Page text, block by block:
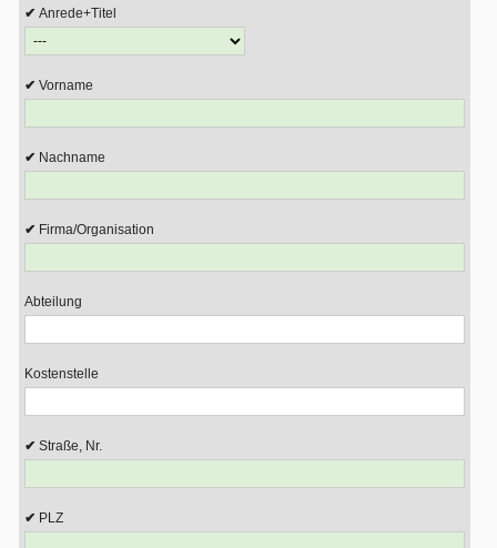
Anrede+Titel
Vorname
Nachname
Firma/Organisation
Abteilung
Kostenstelle
Straße, Nr.
PLZ